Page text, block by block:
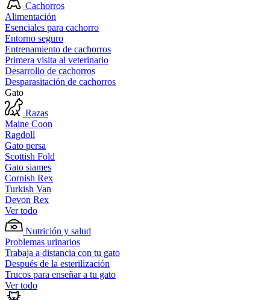
Cachorros
Alimentación
Esenciales para cachorro
Entorno seguro
Entrenamiento de cachorros
Primera visita al veterinario
Desarrollo de cachorros
Desparasitación de cachorros
Gato
Razas
Maine Coon
Ragdoll
Gato persa
Scottish Fold
Gato siames
Cornish Rex
Turkish Van
Devon Rex
Ver todo
Nutrición y salud
Problemas urinarios
Trabaja a distancia con tu gato
Después de la esterilización
Trucos para enseñar a tu gato
Ver todo